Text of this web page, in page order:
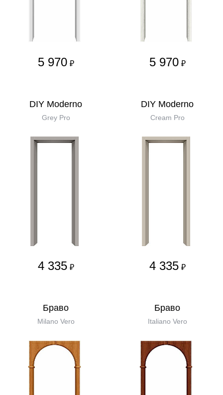
5 970 ₽ 5 970 ₽
DIY Moderno
Grey Pro
4 335 ₽
DIY Moderno
Cream Pro
4 335 ₽
Бравo
Milano Vero
Бравo
Italiano Vero